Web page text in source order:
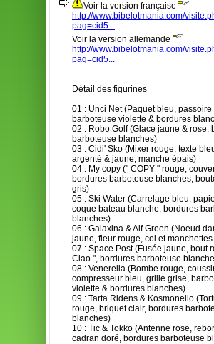
Voir la version française
http://www.bibelotmania.com/
pag=cid5...
Voir la version allemande
http://www.bibelotmania.com/
pag=cid5...
Détail des figurines
01 : Unci Net (Paquet bleu, passoire
barboteuse violette & bordures
02 : Robo Golf (Glace jaune & rose,
barboteuse blanches)
03 : Cidi' Sko (Mixer rouge, texte
argenté & jaune, manche épais)
04 : My copy (" COPY " rouge,
bordures barboteuse blanches,
gris)
05 : Ski Water (Carrelage bleu,
coque bateau blanche, bordures
blanches)
06 : Galaxina & Alf Green (Noeud
jaune, fleur rouge, col et
07 : Space Post (Fusée jaune, bout
Ciao ", bordures barboteuse
08 : Venerella (Bombe rouge,
compresseur bleu, grille grise,
violette & bordures blanches)
09 : Tarta Ridens & Kosmonello
rouge, briquet clair, bordures
blanches)
10 : Tic & Tokko (Antenne rose,
cadran doré, bordures barboteuse